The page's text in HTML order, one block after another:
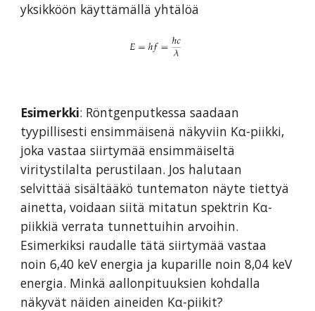
yksikköön käyttämällä yhtälöä
Esimerkki: Röntgenputkessa saadaan
tyypillisesti ensimmäisenä näkyviin Kα-piikki,
joka vastaa siirtymää ensimmäiseltä
viritystilalta perustilaan. Jos halutaan
selvittää sisältääkö tuntematon näyte tiettyä
ainetta, voidaan siitä mitatun spektrin Kα-
piikkiä verrata tunnettuihin arvoihin.
Esimerkiksi raudalle tätä siirtymää vastaa
noin 6,40 keV energia ja kuparille noin 8,04 keV
energia. Minkä aallonpituuksien kohdalla
näkyvät näiden aineiden Kα-piikit?